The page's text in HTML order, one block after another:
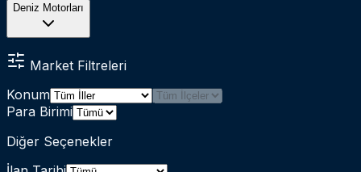
Deniz Motorları
Market Filtreleri
Konum
Para Birimi
Diğer Seçenekler